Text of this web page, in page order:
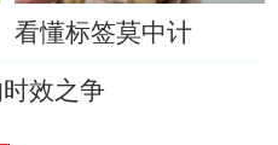
看懂标签莫中计
效之争